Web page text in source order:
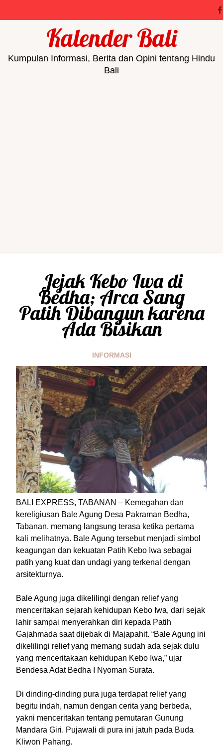
Kalender Bali
Kumpulan Informasi, Berita dan Opini tentang Hindu
Bali
Jejak Kebo Iwa di
Bedha; Arca Sang
Patih Dibangun karena
Ada Bisikan
INFORMASI
BALI EXPRESS, TABANAN – Kemegahan dan
kereligiusan Bale Agung Desa Pakraman Bedha,
Tabanan, memang langsung terasa ketika pertama
kali melihatnya. Bale Agung tersebut menjadi simbol
keagungan dan kekuatan Patih Kebo Iwa sebagai
patih yang kuat dan undagi yang terkenal dengan
arsitekturnya.
Bale Agung juga dikelilingi dengan relief yang
menceritakan sejarah kehidupan Kebo Iwa, dari sejak
lahir sampai menyerahkan diri kepada Patih
Gajahmada saat dijebak di Majapahit. “Bale Agung ini
dikelilingi relief yang memang sudah ada sejak dulu
yang menceritakaan kehidupan Kebo Iwa,” ujar
Bendesa Adat Bedha I Nyoman Surata.
Di dinding-dinding pura juga terdapat relief yang
begitu indah, namun dengan cerita yang berbeda,
yakni menceritakan tentang pemutaran Gunung
Mandara Giri. Pujawali di pura ini jatuh pada Buda
Kliwon Pahang.